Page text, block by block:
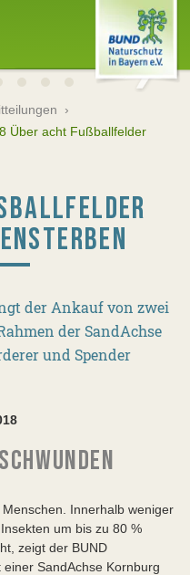
›
Über acht Fußballfelder
G
der Ankauf von zwei
der SandAchse
und Spender
Innerhalb weniger
um bis zu 80 %
zeigt der BUND
SandAchse Kornburg